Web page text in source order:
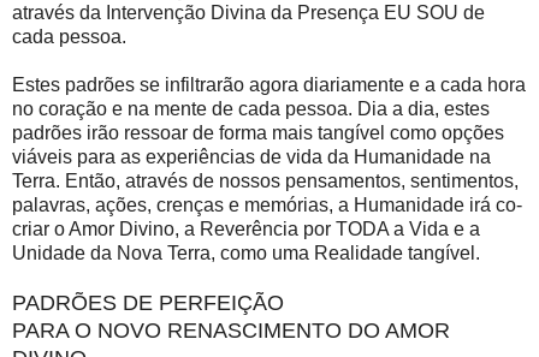
através da Intervenção Divina da Presença EU SOU de
cada pessoa.
Estes padrões se infiltrarão agora diariamente e a cada hora
no coração e na mente de cada pessoa. Dia a dia, estes
padrões irão ressoar de forma mais tangível como opções
viáveis para as experiências de vida da Humanidade na
Terra. Então, através de nossos pensamentos, sentimentos,
palavras, ações, crenças e memórias, a Humanidade irá co-
criar o Amor Divino, a Reverência por TODA a Vida e a
Unidade da Nova Terra, como uma Realidade tangível.
PADRÕES DE PERFEIÇÃO
PARA O NOVO RENASCIMENTO DO AMOR